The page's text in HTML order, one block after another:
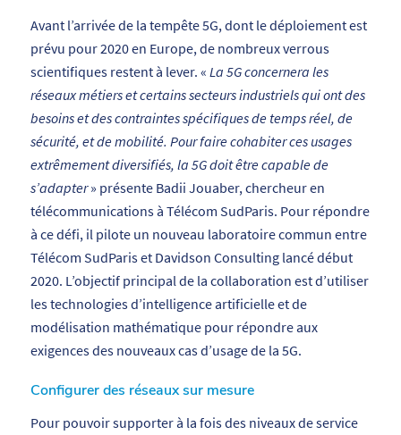
Avant l’arrivée de la tempête 5G, dont le déploiement est
prévu pour 2020 en Europe, de nombreux verrous
scientifiques restent à lever. « La 5G concernera les
réseaux métiers et certains secteurs industriels qui ont des
besoins et des contraintes spécifiques de temps réel, de
sécurité, et de mobilité. Pour faire cohabiter ces usages
extrêmement diversifiés, la 5G doit être capable de
s’adapter» présente Badii Jouaber, chercheur en
télécommunications à Télécom SudParis. Pour répondre
à ce défi, il pilote un nouveau laboratoire commun entre
Télécom SudParis et Davidson Consulting lancé début
2020. L’objectif principal de la collaboration est d’utiliser
les technologies d’intelligence artificielle et de
modélisation mathématique pour répondre aux
exigences des nouveaux cas d’usage de la 5G.
Configurer des réseaux sur mesure
Pour pouvoir supporter à la fois des niveaux de service